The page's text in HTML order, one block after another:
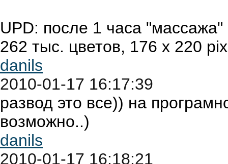
UPD: после 1 часа
262 тыс. цветов, 176 x 220
danils
2010-01-17 16:17:39
развод это все)) на
возможно..)
danils
2010-01-17 16:18:21